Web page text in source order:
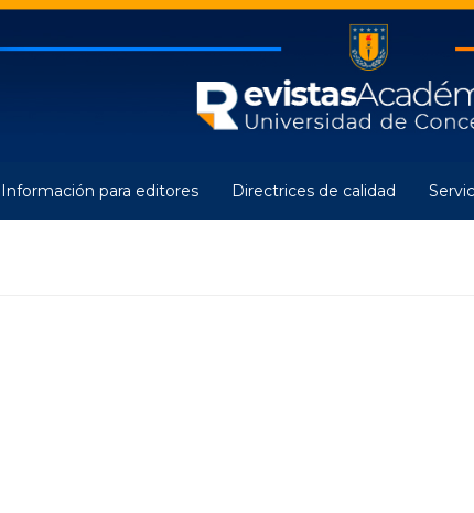
Información para editores Directrices de calidad